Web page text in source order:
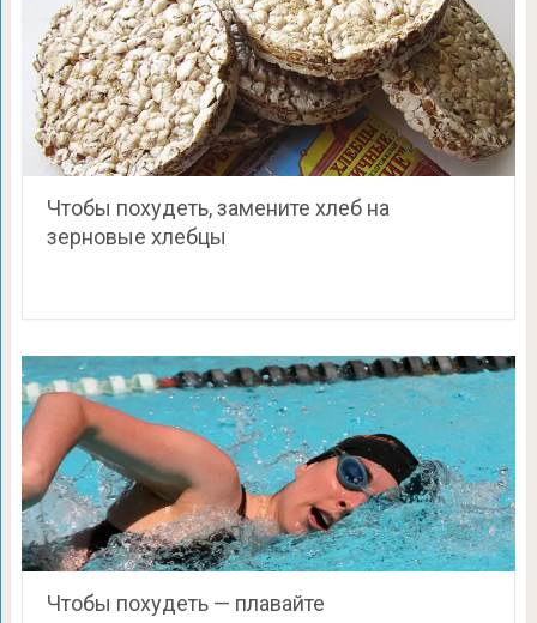
Чтобы похудеть, замените хлеб на
зерновые хлебцы
Чтобы похудеть — плавайте